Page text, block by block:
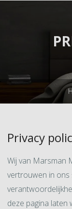
Privacy
Wij van Marsman
vertrouwen in ons
deze pagina laten